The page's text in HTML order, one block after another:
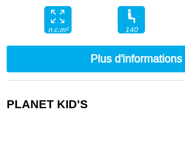
n.c.m²
140
Plus d'informations
PLANET KID'S